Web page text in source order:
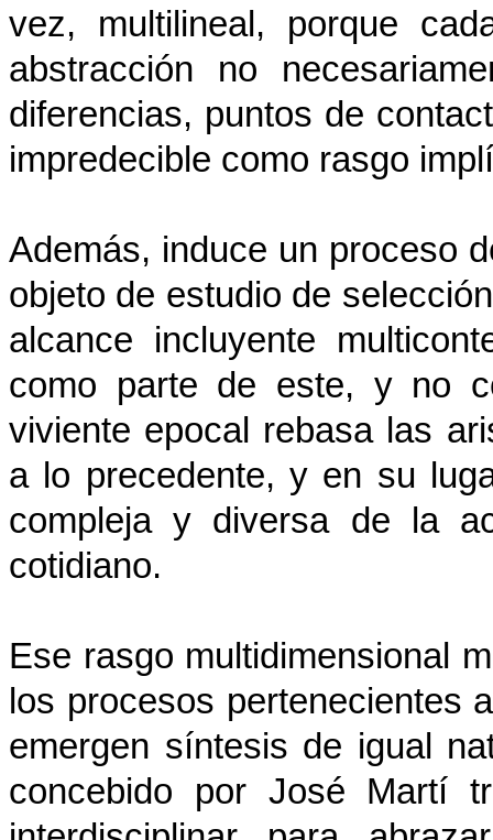
vez, multilineal, porque
abstracción no
diferencias, puntos de
impredecible como rasgo
Además, induce un proceso
objeto de estudio de
alcance incluyente
como parte de este, y no
viviente epocal rebasa las
a lo precedente, y en su
compleja y diversa de la
cotidiano.
Ese rasgo multidimensional
los procesos pertenecientes
emergen síntesis de igual
concebido por José Martí